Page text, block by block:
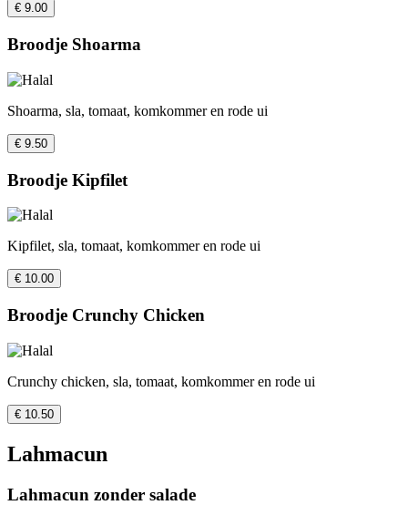
€ 9.00
Broodje Shoarma
Shoarma, sla, tomaat, komkommer en rode ui
€ 9.50
Broodje Kipfilet
Kipfilet, sla, tomaat, komkommer en rode ui
€ 10.00
Broodje Crunchy Chicken
Crunchy chicken, sla, tomaat, komkommer en rode ui
€ 10.50
Lahmacun
Lahmacun zonder salade